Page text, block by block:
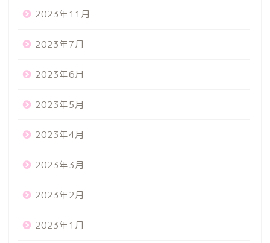
2023年11月
2023年7月
2023年6月
2023年5月
2023年4月
2023年3月
2023年2月
2023年1月